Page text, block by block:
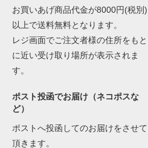
お買いあげ商品代金が8000円(税別)
以上で送料無料となります。
レジ画面でご注文者様の住所をもと
に近い受け取り場所が表示されま
す。
ポスト投函でお届け（ネコポスな
ど）
ポストへ投函してのお届けをさせて
頂きます。